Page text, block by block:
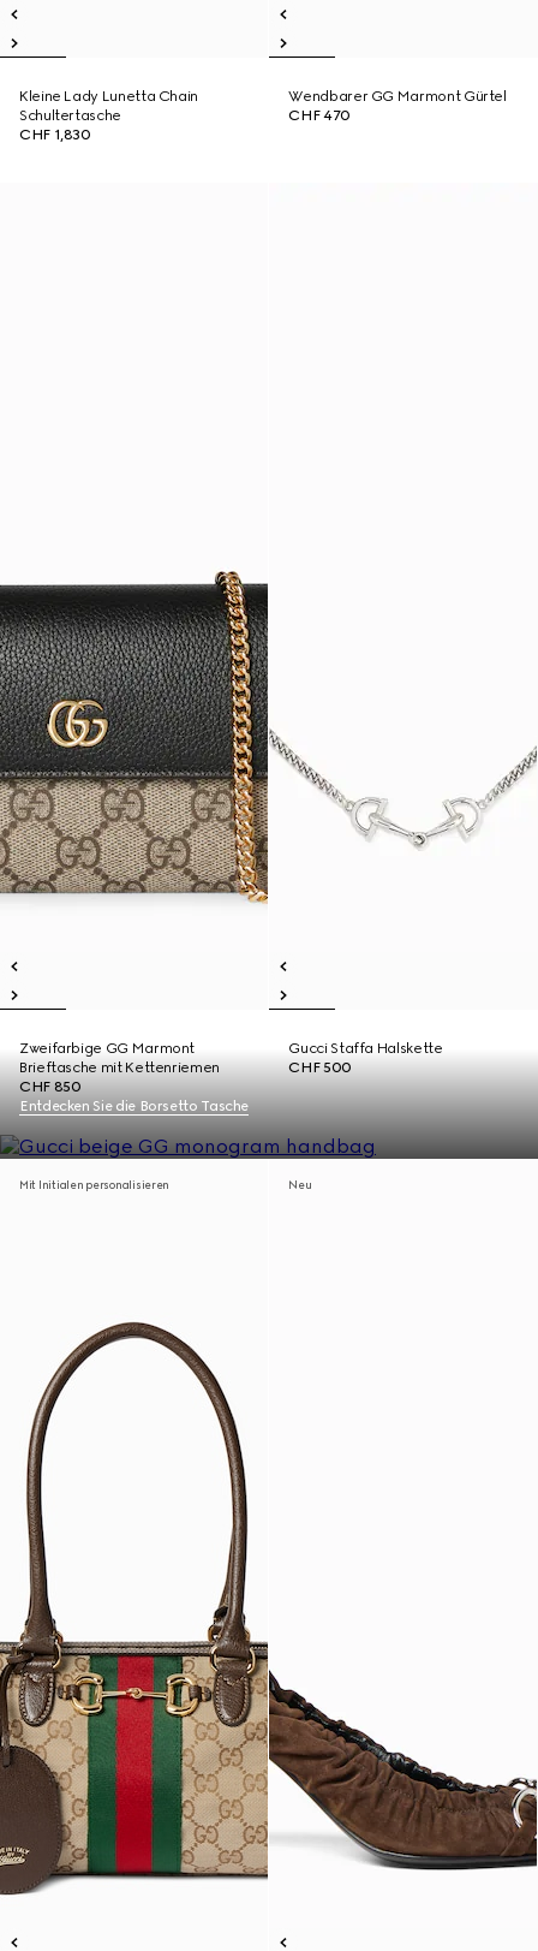
Kleine Lady Lunetta Chain
Schultertasche
CHF 1,830
Wendbarer GG Marmont Gürtel
CHF 470
Zweifarbige GG Marmont
Brieftasche mit Kettenriemen
CHF 850
Gucci Staffa Halskette
CHF 500
Entdecken Sie die Borsetto Tasche
Mit Initialen personalisieren Neu